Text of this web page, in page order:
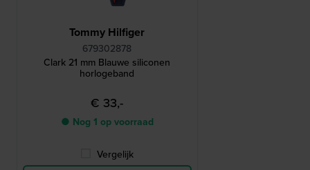
Tommy Hilfiger
679302878
Clark 21 mm Blauwe siliconen
horlogeband
€ 33,-
● Nog 1 op voorraad
Vergelijk